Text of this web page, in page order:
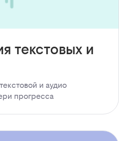
текстовых и
и аудио
прогресса